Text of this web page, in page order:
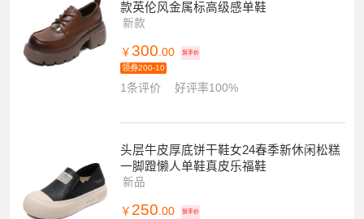
款英伦风金属标高级感单鞋
新款
￥ 300.00 到手价
领券200-10
1条评价 好评率100%
头层牛皮厚底饼干鞋女24春季新休闲松糕
一脚蹬懒人单鞋真皮乐福鞋
新品
￥ 250 .00 到手价